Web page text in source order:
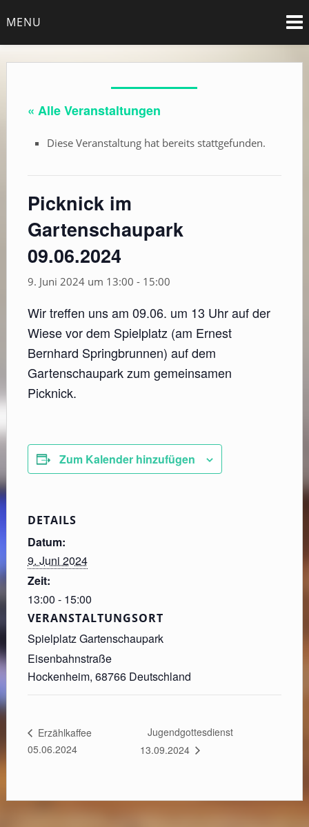
toMENU
« Alle Veranstaltungen
Diese Veranstaltung hat bereits stattgefunden.
Picknick im
Gartenschaupark
09.06.2024
9. Juni 2024 um 13:00 - 15:00
Wir treffen uns am 09.06. um 13 Uhr auf der
Wiese vor dem Spielplatz (am Ernest
Bernhard Springbrunnen) auf dem
Gartenschaupark zum gemeinsamen
Picknick.
Zum Kalender hinzufügen
DETAILS
Datum:
9. Juni 2024
Zeit:
13:00 - 15:00
VERANSTALTUNGSORT
Spielplatz Gartenschaupark
Eisenbahnstraße
Hockenheim, 68766 Deutschland
Erzählkaffee
05.06.2024
Jugendgottesdienst
13.09.2024